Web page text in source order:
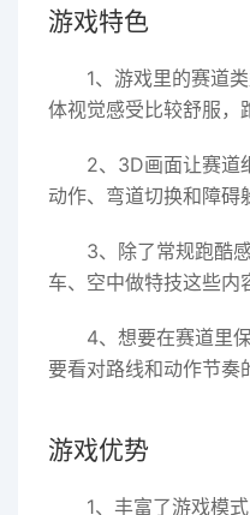
游戏特色
1、游戏里的赛道
体视觉感受比较舒服，
2、3D画面让赛道
动作、弯道切换和障碍
3、除了常规跑酷
车、空中做特技这些内
4、想要在赛道里
要看对路线和动作节奏
游戏优势
1、丰富了游戏模